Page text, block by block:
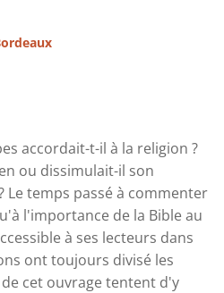
accordait-t-il à la religion ?
ou dissimulait-il son
Le temps passé à commenter
l'importance de la Bible au
à ses lecteurs dans
ont toujours divisé les
cet ouvrage tentent d'y